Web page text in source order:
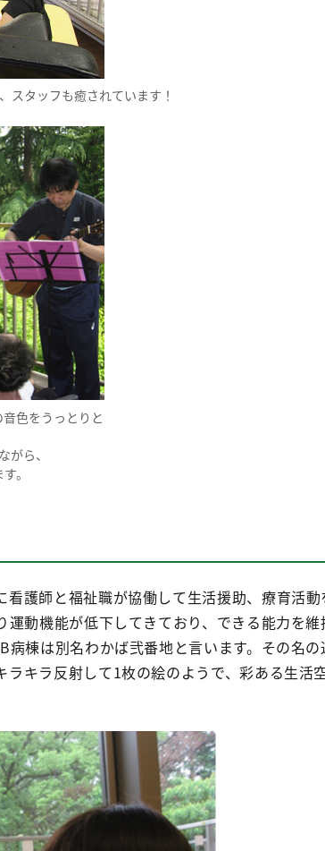
スタッフも癒されています！
色をうっとりと
がら、
。
護師と福祉職が協働して生活援助、療育活動
動機能が低下してきており、できる能力を
病棟は別名わかば弐番地と言います。その名の
キラ反射して1枚の絵のようで、彩ある生活